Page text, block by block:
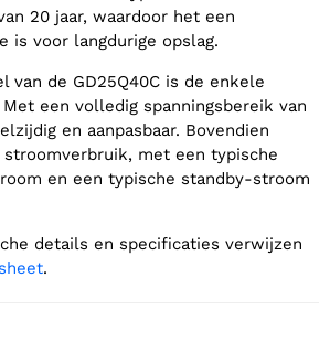
20 jaar, waardoor het een
is voor langdurige opslag.
van de GD25Q40C is de enkele
een volledig spanningsbereik van
en aanpasbaar. Bovendien
met een typische
en een typische standby-stroom
details en specificaties verwijzen
.